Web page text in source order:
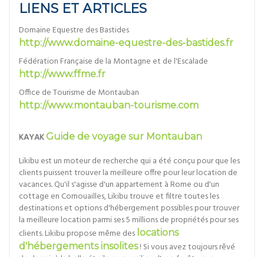
LIENS ET ARTICLES
Domaine Equestre des Bastides
http://www.domaine-equestre-des-bastides.fr
Fédération Française de la Montagne et de l'Escalade
http://www.ffme.fr
Office de Tourisme de Montauban
http://www.montauban-tourisme.com
KAYAKGuide de voyage sur Montauban
Likibu est un moteur de recherche qui a été conçu pour que les
clients puissent trouver la meilleure offre pour leur location de
vacances. Qu'il s'agisse d'un appartement à Rome ou d'un
cottage en Cornouailles, Likibu trouve et filtre toutes les
destinations et options d'hébergement possibles pour trouver
la meilleure location parmi ses 5 millions de propriétés pour ses
clients. Likibu propose même des locations
d'hébergements insolites! Si vous avez toujours rêvé